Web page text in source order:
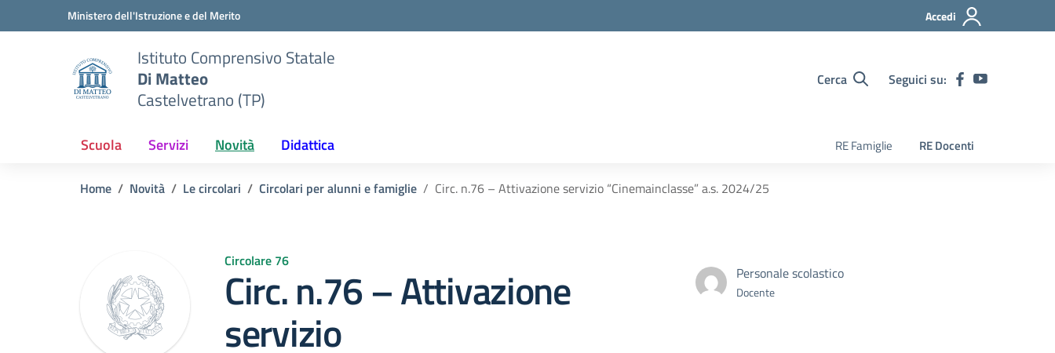
Vai ai contenuti
Vai al menu di navigazioneMinistero dell'Istruzione e del Merito Accedi
Istituto Comprensivo Statale
Di Matteo
Castelvetrano (TP)
Cerca Seguici su:
Scuola Servizi Novità Didattica RE Famiglie RE Docenti
Home Novità Le circolari Circolari per alunni e famiglie Circ. n.76 – Attivazione servizio “Cinemainclasse” a.s. 2024/25
Circolare 76
Circ. n.76 – Attivazione
servizio
Personale scolastico
Docente